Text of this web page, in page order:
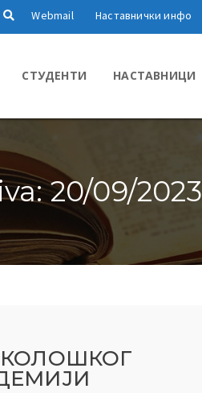
Webmail Наставнички инфо
СТУДЕНТИ НАСТАВНИЦИ
20/09/2023